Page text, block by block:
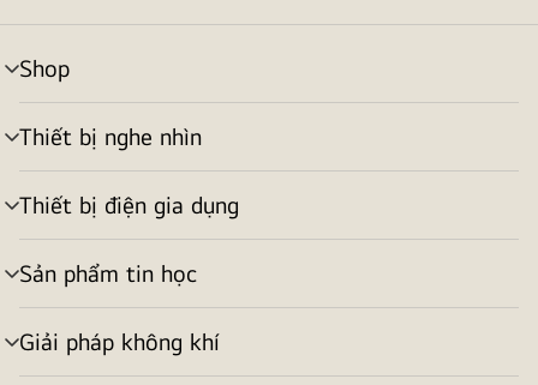
Shop
bật/tắt
menu
Thiết bị nghe nhìn
bật/tắt
menu
Thiết bị điện gia dụng
bật/tắt
menu
Sản phẩm tin học
bật/tắt
menu
Giải pháp không khí
bật/tắt
menu